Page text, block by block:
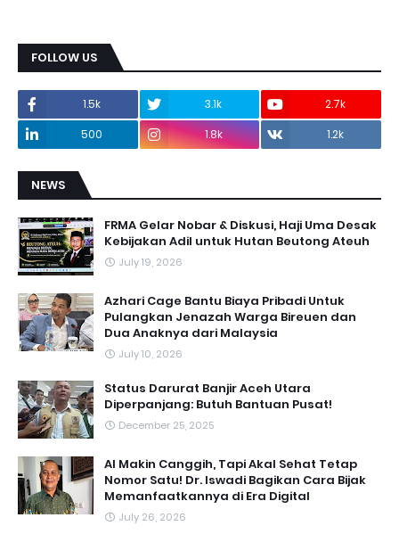
FOLLOW US
1.5k 3.1k
2.7k
500
1.8k 1.2k
NEWS
FRMA Gelar Nobar & Diskusi, Haji Uma Desak
Kebijakan Adil untuk Hutan Beutong Ateuh
July 19, 2026
Azhari Cage Bantu Biaya Pribadi Untuk
Pulangkan Jenazah Warga Bireuen dan
Dua Anaknya dari Malaysia
July 10, 2026
Status Darurat Banjir Aceh Utara
Diperpanjang: Butuh Bantuan Pusat!
December 25, 2025
AI Makin Canggih, Tapi Akal Sehat Tetap
Nomor Satu! Dr. Iswadi Bagikan Cara Bijak
Memanfaatkannya di Era Digital
July 26, 2026